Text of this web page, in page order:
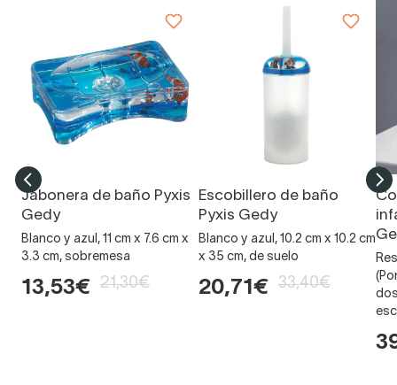
Jabonera de baño Pyxis
Gedy
Blanco y azul, 11 cm x 7.6 cm x
3.3 cm, sobremesa
13,53€ 21,30€
Escobillero de baño
Pyxis Gedy
Blanco y azul, 10.2 cm x 10.2 cm
x 35 cm, de suelo
20,71€ 33,40€